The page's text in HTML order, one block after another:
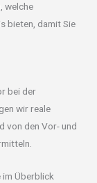
welche
bieten, damit Sie
bei der
wir reale
von den Vor- und
Überblick